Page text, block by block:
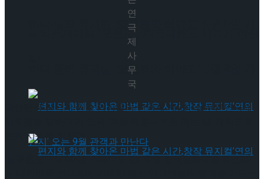
하다.창작 뮤지컬 ‘오셀로와 이아고’ 9월 8일 개
셰익스피어의 ‘오셀로’, 록뮤지컬로 새롭게 탄생
하다.창작 뮤지컬 ‘오셀로와 이아고’ 9월 8일 개
막!
연
극
제
사
무
국
대한민국 연극계 원로 거장들의 연극제 제7회 ‘늘푸른연극제-
본격 시동을 알렸다.
‘늘푸른연극제'(주관 스튜디오 반, 후원 한국문화예술위원회)